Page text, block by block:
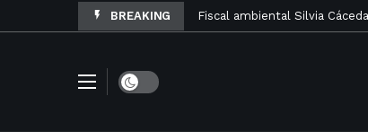
BREAKING Fiscal ambiental Silvia
El Código de
La denuncia penal por
Rosario Velazco archiva
El Poder Judicial de Lima